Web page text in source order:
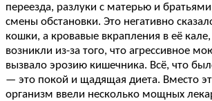
переезда, разлуки с матерью и
смены обстановки. Это негативно
кошки, а кровавые вкрапления в её
возникли из-за того, что агрессивное
вызвало эрозию кишечника. Всё, что
— это покой и щадящая диета. Вместо
организм ввели несколько мощных